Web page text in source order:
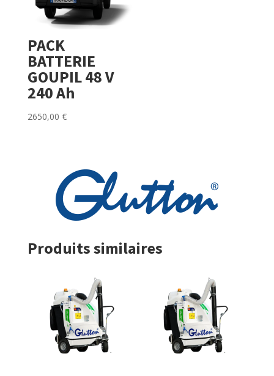
PACK
BATTERIE
GOUPIL 48 V
240 Ah
2650,00 €
Produits similaires